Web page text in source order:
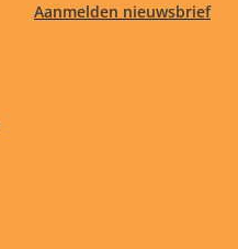
Aanmelden nieuwsbrief